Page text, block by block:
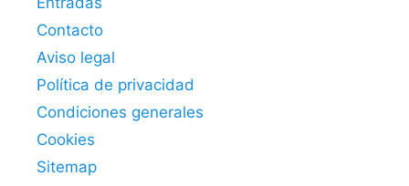
Contacto
Aviso legal
Política de privacidad
Condiciones generales
Cookies
Sitemap